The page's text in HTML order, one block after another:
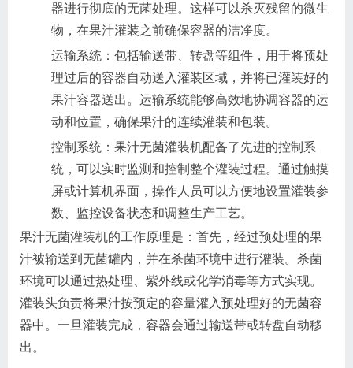
器进行彻底的无菌处理。这样可以杀灭残留的微生
物，在果汁灌装之前确保容器的洁净度。
运输系统：包括输送带、转盘等组件，用于将预处
理过后的容器自动送入灌装区域，并将已灌装好的
果汁容器送出。运输系统能够高效地协调容器的运
动和位置，确保果汁的连续灌装和包装。
控制系统：果汁无菌灌装机配备了先进的控制系
统，可以实时监测和控制整个灌装过程。通过触摸
屏或计算机界面，操作人员可以方便地设置灌装参
数、监控设备状态和调整生产工艺。
果汁无菌灌装机的工作原理是：首先，经过预处理的果
汁被输送到无菌罐内，并在杀菌环境中进行灌装。杀菌
环境可以通过热处理、紫外线或化学消毒等方式实现。
灌装头负责将果汁按预定的容量灌入预处理好的无菌容
器中。一旦灌装完成，容器会通过输送带或转盘自动移
出。